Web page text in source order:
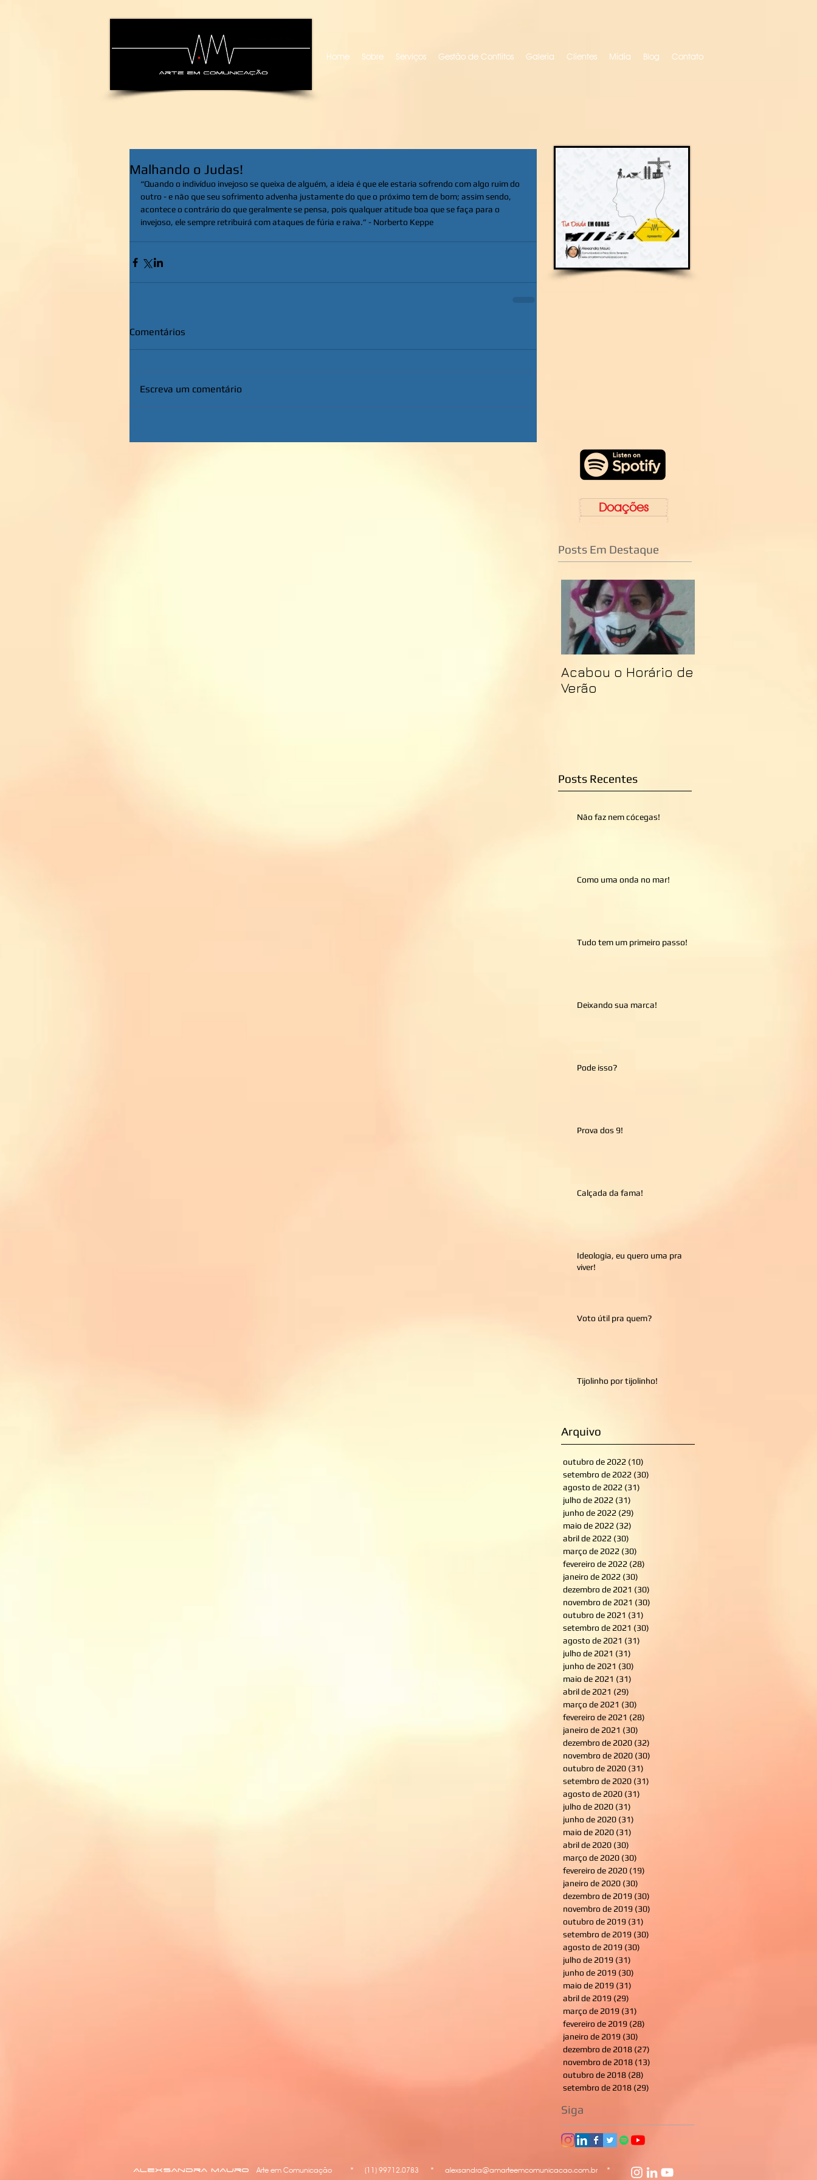
Home Sobre Serviços Gestão de Conflitos Galeria Clientes Mídia Blog Contato
Malhando o Judas!
“Quando o indivíduo invejoso se queixa de alguém, a ideia é que ele estaria sofrendo com algo ruim do
outro - e não que seu sofrimento advenha justamente do que o próximo tem de bom; assim sendo,
acontece o contrário do que geralmente se pensa, pois qualquer atitude boa que se faça para o
invejoso, ele sempre retribuirá com ataques de fúria e raiva.” - Norberto Keppe
Comentários
Escreva um comentário
Doações
Posts Em Destaque
Acabou o Horário de
Verão
Posts Recentes
Não faz nem cócegas!
Como uma onda no mar!
Tudo tem um primeiro passo!
Deixando sua marca!
Pode isso?
Prova dos 9!
Calçada da fama!
Ideologia, eu quero uma pra
viver!
Voto útil pra quem?
Tijolinho por tijolinho!
Arquivo
outubro de 2022 (10)
setembro de 2022 (30)
agosto de 2022 (31)
julho de 2022 (31)
junho de 2022 (29)
maio de 2022 (32)
abril de 2022 (30)
março de 2022 (30)
fevereiro de 2022 (28)
janeiro de 2022 (30)
dezembro de 2021 (30)
novembro de 2021 (30)
outubro de 2021 (31)
setembro de 2021 (30)
agosto de 2021 (31)
julho de 2021 (31)
junho de 2021 (30)
maio de 2021 (31)
abril de 2021 (29)
março de 2021 (30)
fevereiro de 2021 (28)
janeiro de 2021 (30)
dezembro de 2020 (32)
novembro de 2020 (30)
outubro de 2020 (31)
setembro de 2020 (31)
agosto de 2020 (31)
julho de 2020 (31)
junho de 2020 (31)
maio de 2020 (31)
abril de 2020 (30)
março de 2020 (30)
fevereiro de 2020 (19)
janeiro de 2020 (30)
dezembro de 2019 (30)
novembro de 2019 (30)
outubro de 2019 (31)
setembro de 2019 (30)
agosto de 2019 (30)
julho de 2019 (31)
junho de 2019 (30)
maio de 2019 (31)
abril de 2019 (29)
março de 2019 (31)
fevereiro de 2019 (28)
janeiro de 2019 (30)
dezembro de 2018 (27)
novembro de 2018 (13)
outubro de 2018 (28)
setembro de 2018 (29)
Siga
AlexsAndrA mAuro Arte em Comunicação * (11) 99712.0783 * alexsandra@amarteemcomunicacao.com.br *